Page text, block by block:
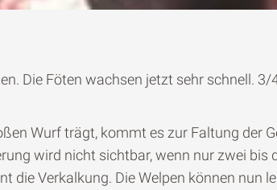
Die Föten wachsen jetzt sehr schnell.
Wurf trägt, kommt es zur Faltung der
wird nicht sichtbar, wenn nur zwei bis
die Verkalkung. Die Welpen können nun